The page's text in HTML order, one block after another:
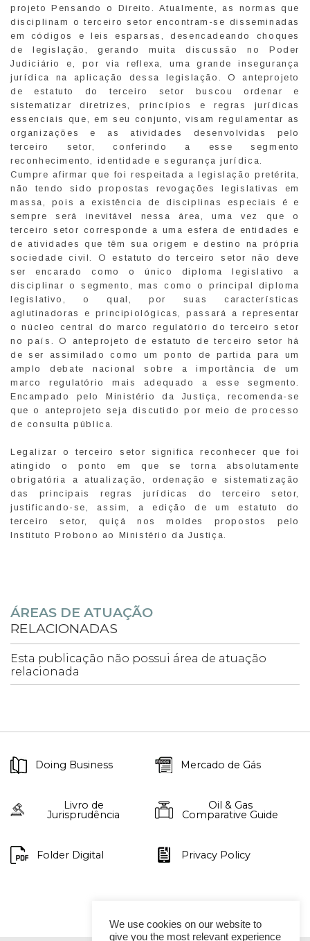
projeto Pensando o Direito. Atualmente, as normas que
disciplinam o terceiro setor encontram-se disseminadas
em códigos e leis esparsas, desencadeando choques
de legislação, gerando muita discussão no Poder
Judiciário e, por via reflexa, uma grande insegurança
jurídica na aplicação dessa legislação. O anteprojeto
de estatuto do terceiro setor buscou ordenar e
sistematizar diretrizes, princípios e regras jurídicas
essenciais que, em seu conjunto, visam regulamentar as
organizações e as atividades desenvolvidas pelo
terceiro setor, conferindo a esse segmento
reconhecimento, identidade e segurança jurídica.
Cumpre afirmar que foi respeitada a legislação pretérita,
não tendo sido propostas revogações legislativas em
massa, pois a existência de disciplinas especiais é e
sempre será inevitável nessa área, uma vez que o
terceiro setor corresponde a uma esfera de entidades e
de atividades que têm sua origem e destino na própria
sociedade civil. O estatuto do terceiro setor não deve
ser encarado como o único diploma legislativo a
disciplinar o segmento, mas como o principal diploma
legislativo, o qual, por suas características
aglutinadoras e principiológicas, passará a representar
o núcleo central do marco regulatório do terceiro setor
no país. O anteprojeto de estatuto de terceiro setor há
de ser assimilado como um ponto de partida para um
amplo debate nacional sobre a importância de um
marco regulatório mais adequado a esse segmento.
Encampado pelo Ministério da Justiça, recomenda-se
que o anteprojeto seja discutido por meio de processo
de consulta pública.
Legalizar o terceiro setor significa reconhecer que foi
atingido o ponto em que se torna absolutamente
obrigatória a atualização, ordenação e sistematização
das principais regras jurídicas do terceiro setor,
justificando-se, assim, a edição de um estatuto do
terceiro setor, quiçá nos moldes propostos pelo
Instituto Probono ao Ministério da Justiça.
ÁREAS DE ATUAÇÃO
RELACIONADAS
Esta publicação não possui área de atuação
relacionada
Doing Business Mercado de Gás
Livro de
Jurisprudência
Oil & Gas
Comparative Guide
Folder Digital Privacy Policy
We use cookies on our website to
give you the most relevant experience